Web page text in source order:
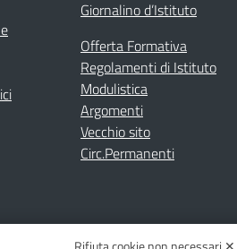
Giornalino d’Istituto
Offerta Formativa
Regolamenti di Istituto
Modulistica
Argomenti
Vecchio sito
Circ.Permanenti